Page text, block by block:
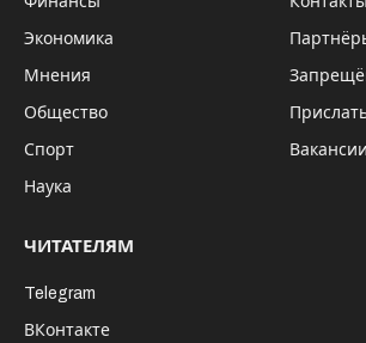
Экономика
Мнения
Общество
Спорт
Наука
Вакансии
ЧИТАТЕЛЯМ
Telegram
ВКонтакте